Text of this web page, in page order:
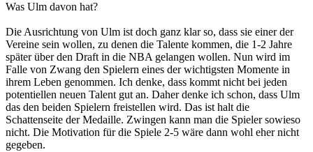
Was Ulm davon hat?
Die Ausrichtung von Ulm ist doch ganz klar so, dass sie einer der
Vereine sein wollen, zu denen die Talente kommen, die 1-2 Jahre
später über den Draft in die NBA gelangen wollen. Nun wird im
Falle von Zwang den Spielern eines der wichtigsten Momente in
ihrem Leben genommen. Ich denke, dass kommt nicht bei jeden
potentiellen neuen Talent gut an. Daher denke ich schon, dass Ulm
das den beiden Spielern freistellen wird. Das ist halt die
Schattenseite der Medaille. Zwingen kann man die Spieler sowieso
nicht. Die Motivation für die Spiele 2-5 wäre dann wohl eher nicht
gegeben.